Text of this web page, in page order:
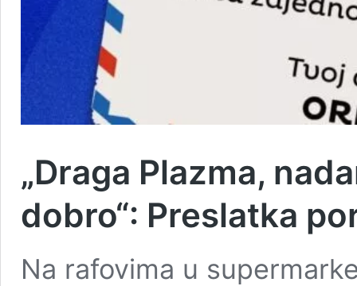
„Draga Plazma,
dobro“: Preslatka
Na rafovima u